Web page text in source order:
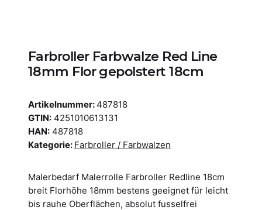
Farbroller Farbwalze Red Line
18mm Flor gepolstert 18cm
Artikelnummer:487818
GTIN: 4251010613131
HAN: 487818
Kategorie: Farbroller / Farbwalzen
Malerbedarf Malerrolle Farbroller Redline 18cm
breit Florhöhe 18mm bestens geeignet für leicht
bis rauhe Oberflächen, absolut fusselfrei